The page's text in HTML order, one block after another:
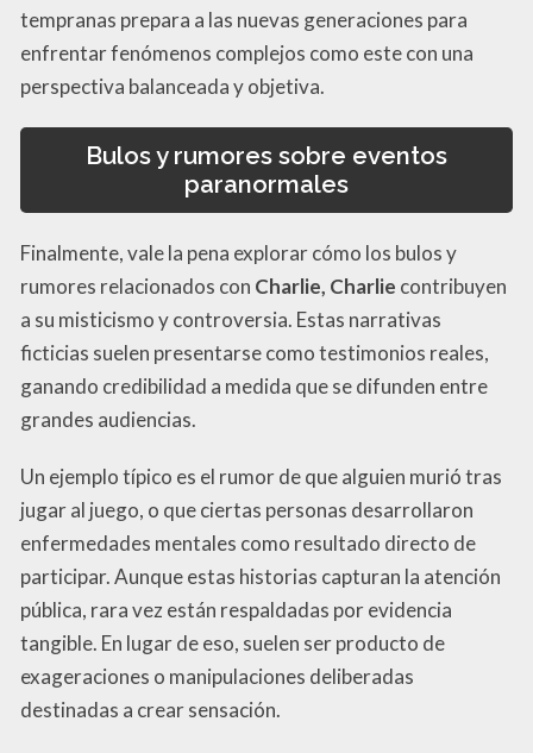
tempranas prepara a las nuevas generaciones para
enfrentar fenómenos complejos como este con una
perspectiva balanceada y objetiva.
Bulos y rumores sobre eventos
paranormales
Finalmente, vale la pena explorar cómo los bulos y
rumores relacionados con Charlie, Charlie contribuyen
a su misticismo y controversia. Estas narrativas
ficticias suelen presentarse como testimonios reales,
ganando credibilidad a medida que se difunden entre
grandes audiencias.
Un ejemplo típico es el rumor de que alguien murió tras
jugar al juego, o que ciertas personas desarrollaron
enfermedades mentales como resultado directo de
participar. Aunque estas historias capturan la atención
pública, rara vez están respaldadas por evidencia
tangible. En lugar de eso, suelen ser producto de
exageraciones o manipulaciones deliberadas
destinadas a crear sensación.